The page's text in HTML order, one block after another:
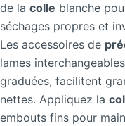
de la colle blanche
séchages propres et
Les accessoires de
lames
graduées, facilitent
nettes. Appliquez la
embouts fins pour